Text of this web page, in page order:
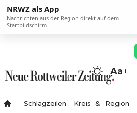
NRWZ als App
Nachrichten aus der Region direkt auf dem
Startbildschirm.
Aa
Schlagzeilen Kreis & Region